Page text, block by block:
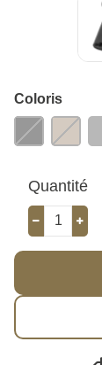
Coloris
Quantité